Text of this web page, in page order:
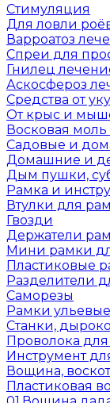
Стимуляция
Для ловли
Варроатоз
Спреи для
Гнилец
Аскосфероз
Средства от
От крыс и
Восковая
Садовые и
Домашние и
Дым пушки,
Рамка и
Втулки для
Гвозди
Держатели
Мини рамки
Пластиковые
Разделители
Саморезы
Рамки ульевые
Станки,
Проволока
Инструмент
Вощина,
Пластиковая